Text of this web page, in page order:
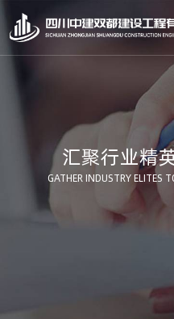
汇聚行业精
GATHER INDUSTRY ELITES